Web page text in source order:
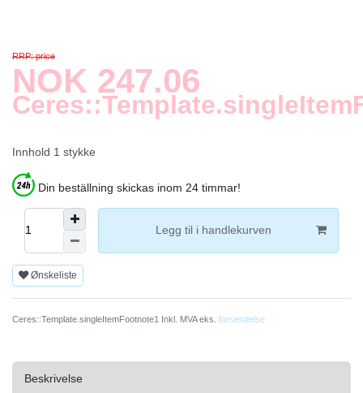
RRP: price
NOK 247.06
Innhold 1 stykke
Din beställning skickas inom 24 timmar!
Legg til i handlekurven
Ønskeliste
Ceres::Template.singleItemFootnote1 Inkl. MVA eks. forsendelse
Beskrivelse